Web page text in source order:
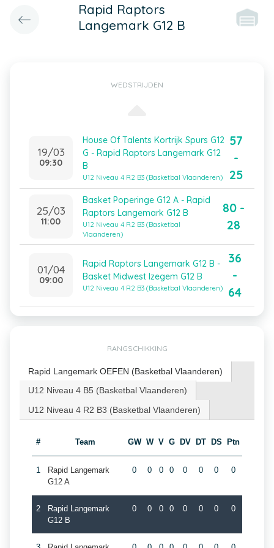
Rapid Raptors
Langemark G12 B
WEDSTRIJDEN
19/03
09:30
House Of Talents Kortrijk Spurs G12
G - Rapid Raptors Langemark G12
B
U12 Niveau 4 R2 B3 (Basketbal Vlaanderen)
57
-
25
25/03
11:00
Basket Poperinge G12 A - Rapid
Raptors Langemark G12 B
U12 Niveau 4 R2 B3 (Basketbal
Vlaanderen)
80 -
28
01/04
09:00
Rapid Raptors Langemark G12 B -
Basket Midwest Izegem G12 B
U12 Niveau 4 R2 B3 (Basketbal Vlaanderen)
36
-
64
RANGSCHIKKING
Rapid Langemark OEFEN (Basketbal Vlaanderen)
U12 Niveau 4 B5 (Basketbal Vlaanderen)
U12 Niveau 4 R2 B3 (Basketbal Vlaanderen)
# Team GW W V G DV DT DS Ptn
1
Rapid Langemark
G12 A
0 0 0 0 0 0 0 0
2
Rapid Langemark
G12 B
0 0 0 0 0 0 0 0